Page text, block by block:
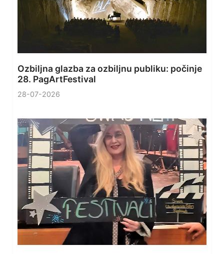
Ozbiljna glazba za ozbiljnu publiku: počinje
28. PagArtFestival
28-07-2026